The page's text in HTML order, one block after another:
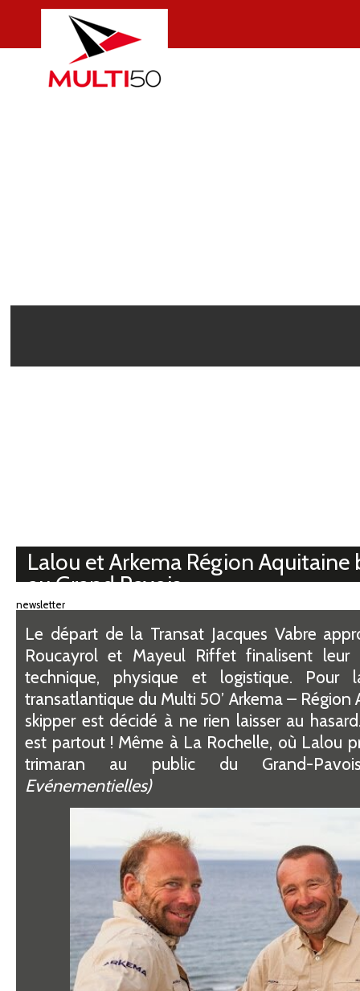
Lalou et Arkema Région Aquitaine
au Grand Pavois
newsletter
Le départ de la Transat Jacques Vabre
Roucayrol et Mayeul Riffet finalisent leur
technique, physique et logistique. Pour
transatlantique du Multi 50’ Arkema – Région
skipper est décidé à ne rien laisser au
est partout ! Même à La Rochelle, où Lalou
trimaran au public du Grand-
Evénementielles)